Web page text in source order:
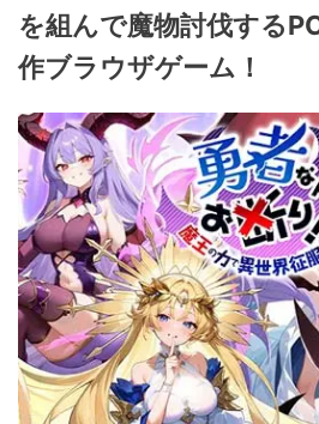
を組んで魔物討伐する
作ブラウザゲーム！